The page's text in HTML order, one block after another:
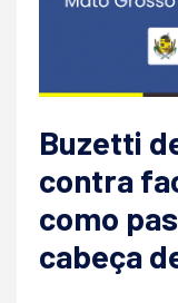
Buzetti
contra
como
cabeça